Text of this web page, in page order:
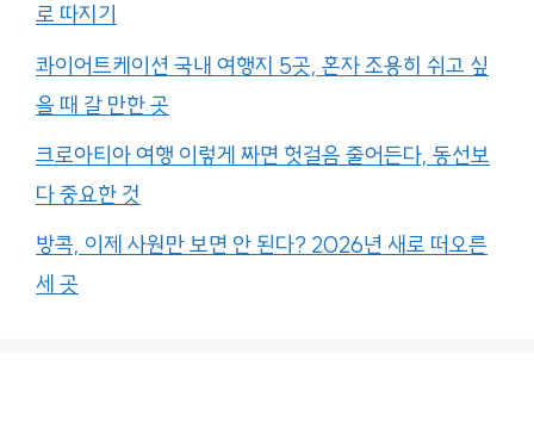
로 따지기
콰이어트케이션 국내 여행지 5곳, 혼자 조용히 쉬고 싶
을 때 갈 만한 곳
크로아티아 여행 이렇게 짜면 헛걸음 줄어든다, 동선보
다 중요한 것
방콕, 이제 사원만 보면 안 된다? 2026년 새로 떠오른
세 곳